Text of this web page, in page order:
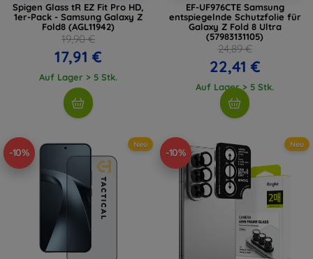
Spigen Glass tR EZ Fit Pro HD,
1er-Pack - Samsung Galaxy Z
Fold8 (AGL11942)
19,90 €
17,91 €
Auf Lager > 5 Stk.
EF-UF976CTE Samsung
entspiegelnde Schutzfolie für
Galaxy Z Fold 8 Ultra
(57983131105)
24,89 €
22,41 €
Auf Lager > 5 Stk.
-10%
Neu
-10%
Neu